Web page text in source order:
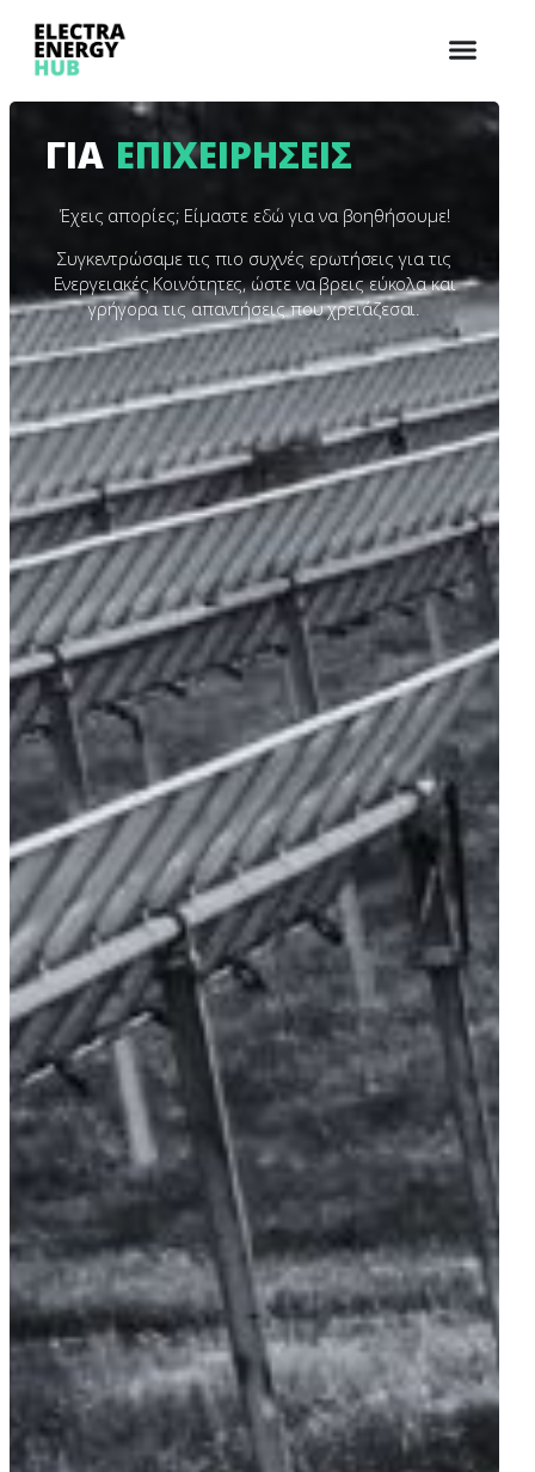
ΓΙΑ ΕΠΙΧΕΙΡΗΣΕΙΣ
Έχεις απορίες; Είμαστε εδώ για να βοηθήσουμε!
Συγκεντρώσαμε τις πιο συχνές ερωτήσεις για τις
Ενεργειακές Κοινότητες, ώστε να βρεις εύκολα και
γρήγορα τις απαντήσεις που χρειάζεσαι.